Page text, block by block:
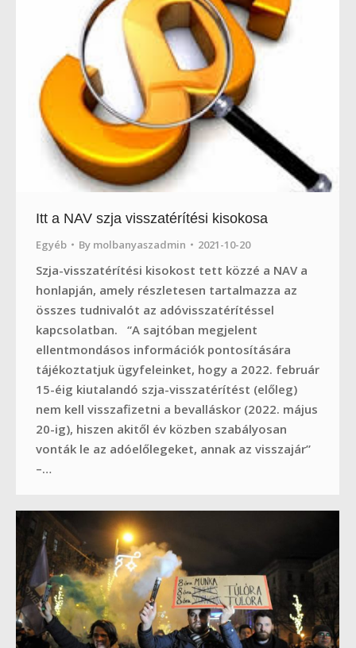
Itt a NAV szja visszatérítési kisokosa
Egyéb By molbanyaszadmin 2021-10-20
Szja-visszatérítési kisokost tett közzé a NAV a
honlapján, amely részletesen tartalmazza az
összes tudnivalót az adóvisszatérítéssel
kapcsolatban. “A sajtóban megjelent
ellentmondásos információk pontosítására
tájékoztatjuk ügyfeleinket, hogy a 2022. február
15-éig kiutalandó szja-visszatérítést (előleg)
nem kell visszafizetni a bevalláskor (2022. május
20-ig), hiszen akitől év közben szabályosan
vonták le az adóelőlegeket, annak az visszajár”
–…